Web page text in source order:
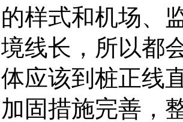
的样式和机场、
境线长，所以都
体应该到桩正线
加固措施完善，